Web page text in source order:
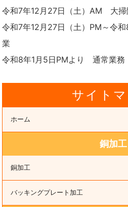
令和7年12月27日（土）AM 大掃
令和7年12月27日（土）PM～令
業
令和8年1月5日PMより 通常業務
サイト
ホーム
銅加工
銅加工
バッキングプレート加工